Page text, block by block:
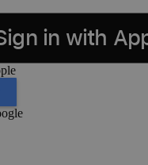
in with